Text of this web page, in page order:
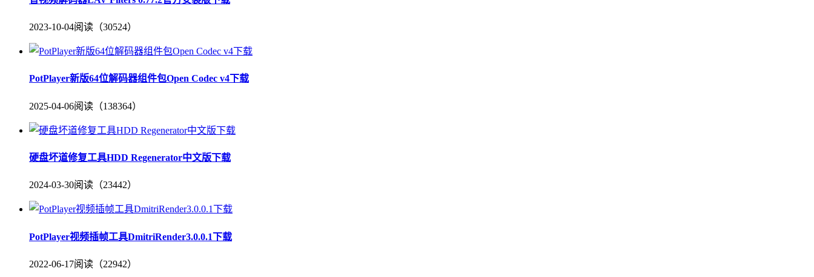
2023-10-04阅读（30524）
PotPlayer新版64位解码器组件包Open Codec v4下载
2025-04-06阅读（138364）
硬盘坏道修复工具HDD Regenerator中文版下载
2024-03-30阅读（23442）
PotPlayer视频插帧工具DmitriRender3.0.0.1下载
2022-06-17阅读（22942）